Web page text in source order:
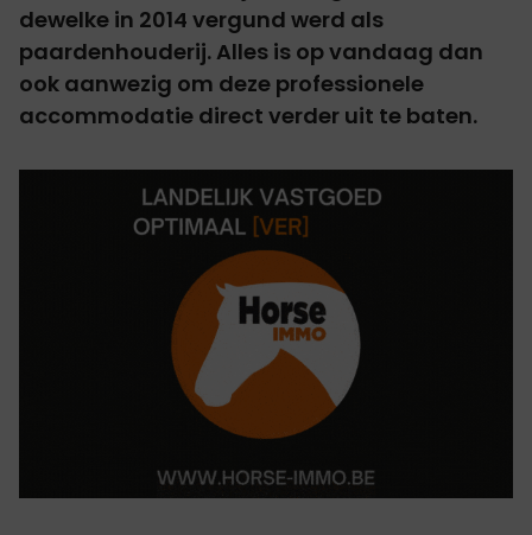
dewelke in 2014 vergund werd als
paardenhouderij. Alles is op vandaag dan
ook aanwezig om deze professionele
accommodatie direct verder uit te baten.